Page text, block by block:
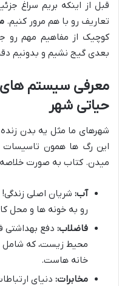
قبل از اینکه بریم سراغ
تعاریف رو با هم مرور کنیم.
کوچیک از مفاهیم مهم رو
بعدی گیج نشیم و بدونیم
معرفی سیستم
حیاتی شهر
شهرهای ما مثل یه بدن
این رگ ها همون تاسیسات
میدن. کتاب به صورت خلاصه
آب: شریان اصلی
رو به خونه ها و محل
فاضلاب: دفع بهداشتی
محیط زیست، که شامل
خانه هاست.
مخابرات: دنیای